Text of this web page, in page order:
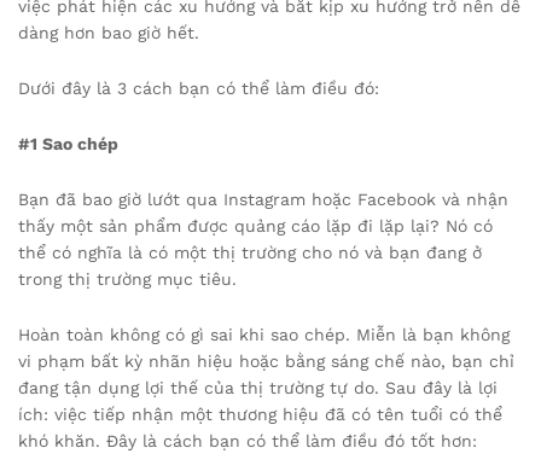
việc phát hiện các xu hướng và bắt kịp xu hướng trở nên dễ
dàng hơn bao giờ hết.
Dưới đây là 3 cách bạn có thể làm điều đó:
#1 Sao chép
Bạn đã bao giờ lướt qua Instagram hoặc Facebook và nhận
thấy một sản phẩm được quảng cáo lặp đi lặp lại? Nó có
thể có nghĩa là có một thị trường cho nó và bạn đang ở
trong thị trường mục tiêu.
Hoàn toàn không có gì sai khi sao chép. Miễn là bạn không
vi phạm bất kỳ nhãn hiệu hoặc bằng sáng chế nào, bạn chỉ
đang tận dụng lợi thế của thị trường tự do. Sau đây là lợi
ích: việc tiếp nhận một thương hiệu đã có tên tuổi có thể
khó khăn. Đây là cách bạn có thể làm điều đó tốt hơn: